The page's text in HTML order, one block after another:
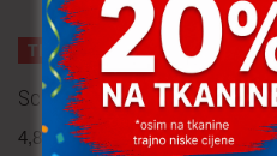
TRAJNO NISKA CIJENA!
Scuba – cvijeće
4,80 € uključ. PDV po metru